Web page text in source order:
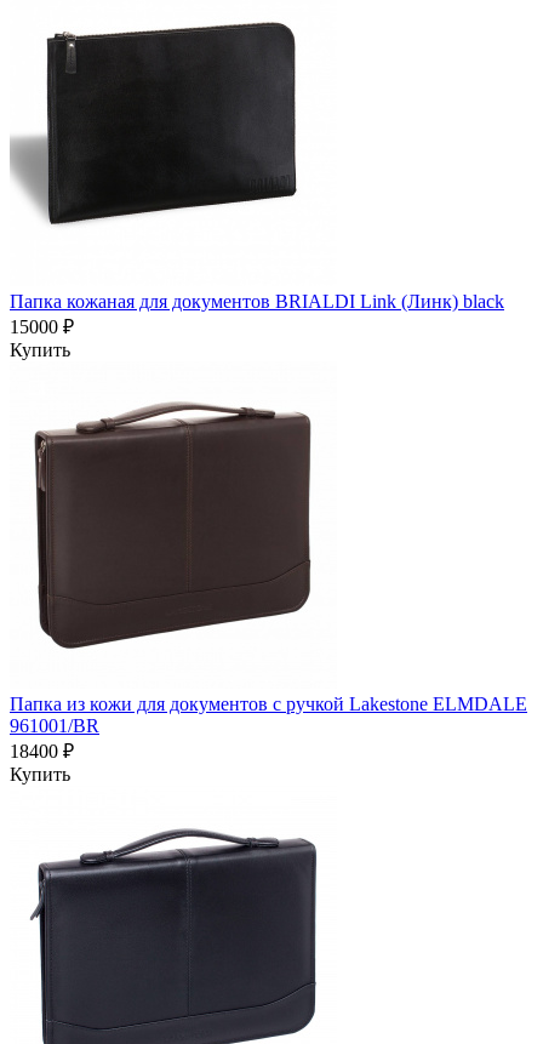
Папка кожаная для документов BRIALDI Link (Линк) black
15000 ₽
Купить
Папка из кожи для документов с ручкой Lakestone ELMDALE
961001/BR
18400 ₽
Купить